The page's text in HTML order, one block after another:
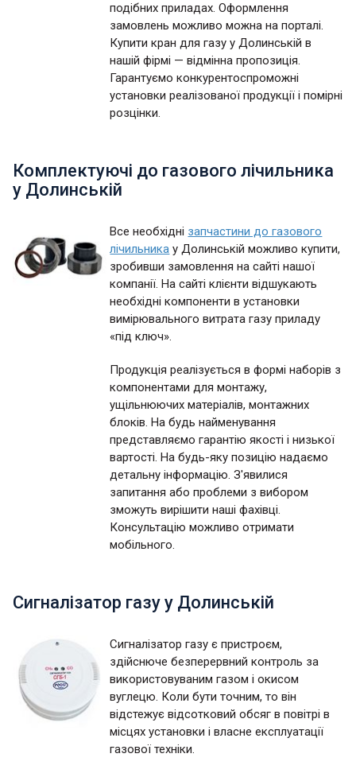
подібних приладах. Оформлення
замовлень можливо можна на порталі.
Купити кран для газу у Долинській в
нашій фірмі — відмінна пропозиція.
Гарантуємо конкурентоспроможні
установки реалізованої продукції і помірні
розцінки.
Комплектуючі до газового лічильника
у Долинській
Все необхідні запчастини до газового
лічильника у Долинській можливо купити,
зробивши замовлення на сайті нашої
компанії. На сайті клієнти відшукають
необхідні компоненти в установки
вимірювального витрата газу приладу
«під ключ».
Продукція реалізується в формі наборів з
компонентами для монтажу,
ущільнюючих матеріалів, монтажних
блоків. На будь найменування
представляємо гарантію якості і низької
вартості. На будь-яку позицію надаємо
детальну інформацію. З'явилися
запитання або проблеми з вибором
зможуть вирішити наші фахівці.
Консультацію можливо отримати
мобільного.
Сигналізатор газу у Долинській
Сигналізатор газу є пристроєм,
здійснюче безперервний контроль за
використовуваним газом і окисом
вуглецю. Коли бути точним, то він
відстежує відсотковий обсяг в повітрі в
місцях установки і власне експлуатації
газової техніки.